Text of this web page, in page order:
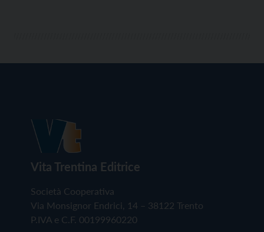
Vita Trentina Editrice
Società Cooperativa
Via Monsignor Endrici, 14 – 38122 Trento
P.IVA e C.F. 00199960220